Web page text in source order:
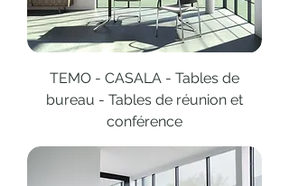
TEMO - CASALA - Tables de
bureau - Tables de réunion et
conférence